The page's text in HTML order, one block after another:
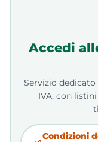
Accedi
Servizio
IVA, con
Condizioni